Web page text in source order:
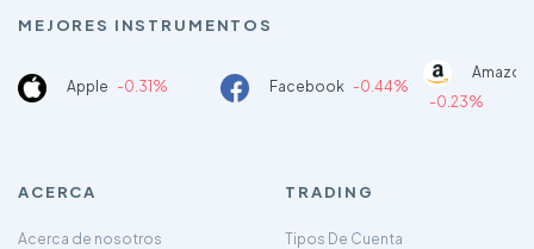
MEJORES INSTRUMENTOS
Apple -0.31% Facebook -0.44%
-0.23%
ACERCA
Acerca de nosotros
TRADING
Tipos De Cuenta